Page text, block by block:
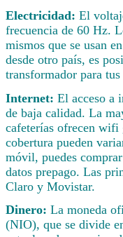
Electricidad: El
frecuencia de 60 Hz.
mismos que se usan
desde otro país, es
transformador para
Internet: El acceso a
de baja calidad. La
cafeterías ofrecen
cobertura pueden
móvil, puedes
datos prepago. Las
Claro y Movistar.
Dinero: La moneda
(NIO), que se divide